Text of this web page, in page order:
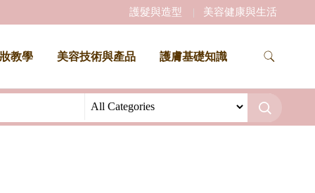
護髮與造型 美容健康與生活
教學 美容技術與產品 護膚基礎知識